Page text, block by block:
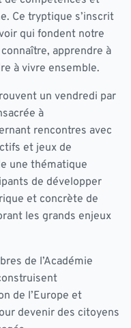
Ce tryptique s’inscrit
qui fondent notre
apprendre à
à vivre ensemble.
un vendredi par
à
rencontres avec
et jeux de
une thématique
de développer
et concrète de
les grands enjeux
de l’Académie
de l’Europe et
devenir des citoyens